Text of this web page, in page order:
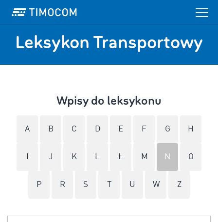
Leksykon Transportowy
Wpisy do leksykonu
A B C D E F G H
J K L Ł M N O
P R S U W Z